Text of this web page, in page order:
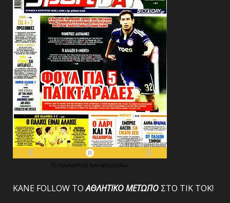
Τα πρωτοσέλιδα των εφημερίδων
ΚΑΝΕ FOLLOW ΤΟΑΘΛΗΤΙΚΟΜΕΤΩΠΟ ΣΤΟ ΤΙΚ ΤΟΚ!